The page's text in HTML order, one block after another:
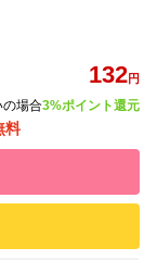
132円
の場合3%ポイント還元
料